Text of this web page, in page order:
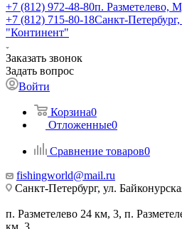
+7 (812) 972-48-80п. Разметелево,
+7 (812) 715-80-18Санкт-
"Континент"
Заказать звонок
Задать вопрос
Войти
Корзина0
Отложенные0
Сравнение товаров0
fishingworld@mail.ru
Санкт-Петербург, ул.
п. Разметелево 24 км, 3, п.
км. 3